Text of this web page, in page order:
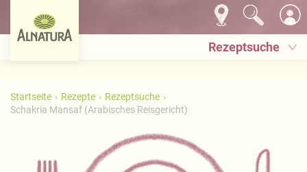
Rezeptsuche
Startseite Rezepte
Rezeptsuche
Schakria Mansaf (Arabisches Reisgericht)